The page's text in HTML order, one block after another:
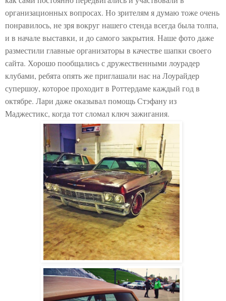
организационных вопросах. Но зрителям я думаю тоже очень
понравилось, не зря вокруг нашего стенда всегда была толпа,
и в начале выставки, и до самого закрытия. Наше фото даже
разместили главные организаторы в качестве шапки своего
сайта. Хорошо пообщались с дружественными лоурадер
клубами, ребята опять же приглашали нас на Лоурайдер
супершоу, которое проходит в Роттердаме каждый год в
октябре. Лари даже оказывал помощь Стэфану из
Маджестикс, когда тот сломал ключ зажигания.